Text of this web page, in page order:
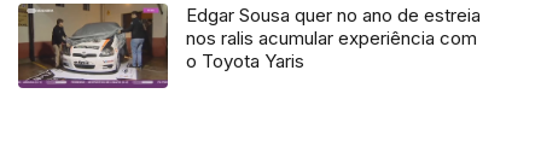
Edgar Sousa quer no ano de estreia
nos ralis acumular experiência com
o Toyota Yaris